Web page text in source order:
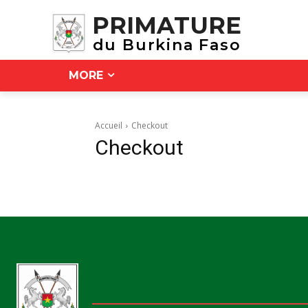
PRIMATURE
du Burkina Faso
MORE
Accueil Checkout
Checkout